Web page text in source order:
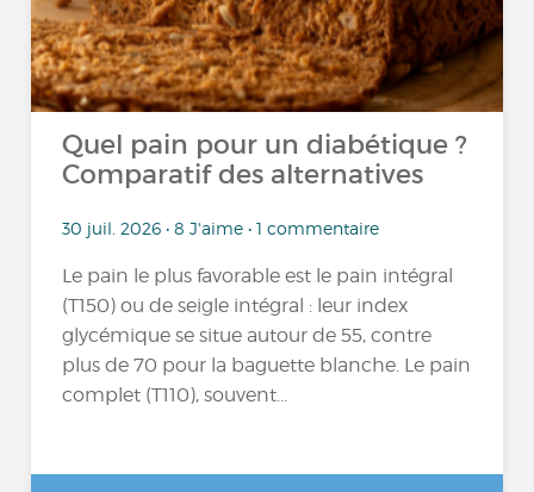
Quel pain pour un diabétique ?
Comparatif des alternatives
30 juil. 2026 • 8 J'aime • 1 commentaire
Le pain le plus favorable est le pain intégral
(T150) ou de seigle intégral : leur index
glycémique se situe autour de 55, contre
plus de 70 pour la baguette blanche. Le pain
complet (T110), souvent...